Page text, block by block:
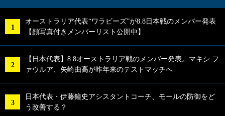
オーストラリア代表“ワラビーズ”が8.8日本戦のメンバー発表
【顔写真付きメンバーリスト公開中】
【日本代表】8.8オーストラリア戦のメンバー発表。マキシ フ
ァウルア、矢崎由高が昨年来のテストマッチへ
日本代表・伊藤鐘史アシスタントコーチ、モールの防御をど
う改善する？